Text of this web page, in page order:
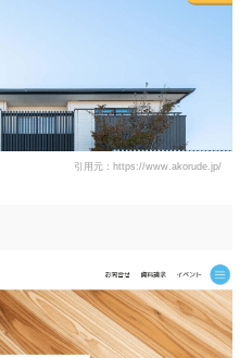
引用元：https://www.akorude.jp/